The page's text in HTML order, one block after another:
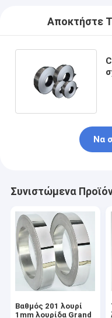
Αποκτήστε
Να
Συνιστώμενα
Βαθμός 201 λουρί
1mm λουρίδα Grand